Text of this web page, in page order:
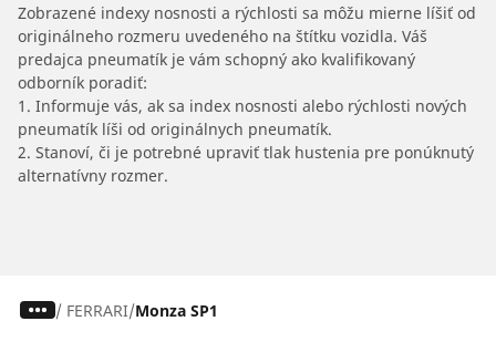
Zobrazené indexy nosnosti a rýchlosti sa môžu mierne líšiť od
originálneho rozmeru uvedeného na štítku vozidla. Váš
predajca pneumatík je vám schopný ako kvalifikovaný
odborník poradiť:
1. Informuje vás, ak sa index nosnosti alebo rýchlosti nových
pneumatík líši od originálnych pneumatík.
2. Stanoví, či je potrebné upraviť tlak hustenia pre ponúknutý
alternatívny rozmer.
/ FERRARI Monza SP1